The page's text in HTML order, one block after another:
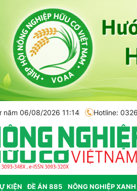
năm 06/08/2026 11:14 Hotline:
KIỆN ĐỀ ÁN 885 NÔNG NGHIỆP XANH